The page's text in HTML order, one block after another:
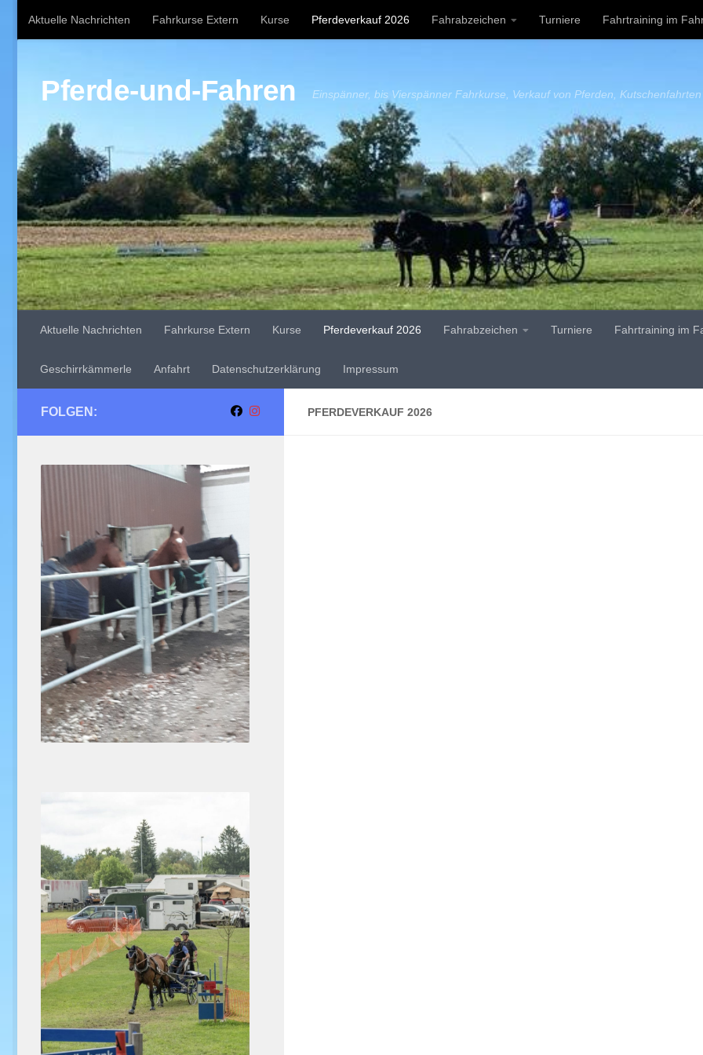
Zum Inhalt springen
Aktuelle Nachrichten Fahrkurse Extern Kurse Pferdeverkauf 2026 Fahrabzeichen Turniere Fahrtraining im
Pferde-und-Fahren Einspänner, bis Vierspänner Fahrkurse, Verkauf von Pferden, Kutschenfahrten
Aktuelle Nachrichten Fahrkurse Extern Kurse Pferdeverkauf 2026 Fahrabzeichen Turniere Fahrtraining im
Geschirrkämmerle Anfahrt Datenschutzerklärung Impressum
PFERDEVERKAUF 2026
FOLGEN: